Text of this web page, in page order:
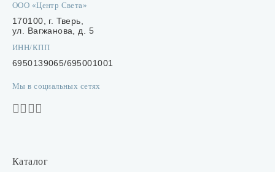
ООО «Центр Света»
170100, г. Тверь,
ул. Вагжанова, д. 5
ИНН/КПП
6950139065/695001001
Мы в социальных сетях
Каталог